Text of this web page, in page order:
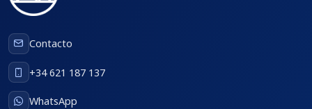
Contacto
+34 621 187 137
WhatsApp